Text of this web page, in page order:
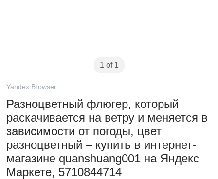
1 of 1
Yandex Browser
Разноцветный флюгер, который
раскачивается на ветру и меняется в
зависимости от погоды, цвет
разноцветный – купить в интернет-
магазине quanshuang001 на Яндекс
Маркете, 5710844714